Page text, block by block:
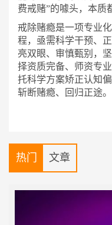
费戒赌”的噱头，本质
戒除赌瘾是一项专业
程，亟需科学干预、
亮双眼、审慎甄别，
择资质完备、师资专
托科学方案矫正认知
斩断赌瘾、回归正途。
热门 文章